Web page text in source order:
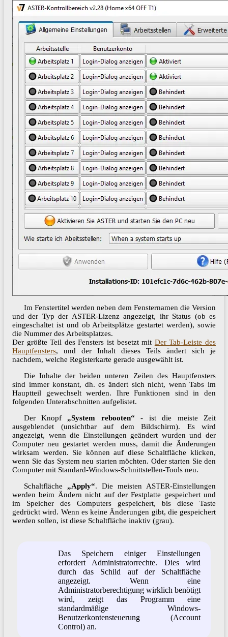
Im Fenstertitel werden neben dem Fensternamen die Version
und der Typ der ASTER-Lizenz angezeigt, ihr Status (ob es
eingeschaltet ist und ob Arbeitsplätze gestartet werden), sowie
die Nummer des Arbeitsplatzes.
Der größte Teil des Fensters ist besetzt mit Der Tab-Leiste des
Hauptfensters, und der Inhalt dieses Teils ändert sich je
nachdem, welche Registerkarte gerade ausgewählt ist.
Die Inhalte der beiden unteren Zeilen des Hauptfensters
sind immer konstant, dh. es ändert sich nicht, wenn Tabs im
Hauptteil gewechselt werden. Ihre Funktionen sind in den
folgenden Unterabschnitten aufgelistet.
Der Knopf „System rebooten“ - ist die meiste Zeit
ausgeblendet (unsichtbar auf dem Bildschirm). Es wird
angezeigt, wenn die Einstellungen geändert wurden und der
Computer neu gestartet werden muss, damit die Änderungen
wirksam werden. Sie können auf diese Schaltfläche klicken,
wenn Sie das System neu starten möchten. Oder starten Sie den
Computer mit Standard-Windows-Schnittstellen-Tools neu.
Schaltfläche „Apply“. Die meisten ASTER-Einstellungen
werden beim Ändern nicht auf der Festplatte gespeichert und
im Speicher des Computers gespeichert, bis diese Taste
gedrückt wird. Wenn es keine Änderungen gibt, die gespeichert
werden sollen, ist diese Schaltfläche inaktiv (grau).
Das Speichern einiger Einstellungen
erfordert Administratorrechte. Dies wird
durch das Schild auf der Schaltfläche
angezeigt. Wenn eine
Administratorberechtigung wirklich benötigt
wird, zeigt das Programm eine
standardmäßige Windows-
Benutzerkontensteuerung (Account
Control) an.